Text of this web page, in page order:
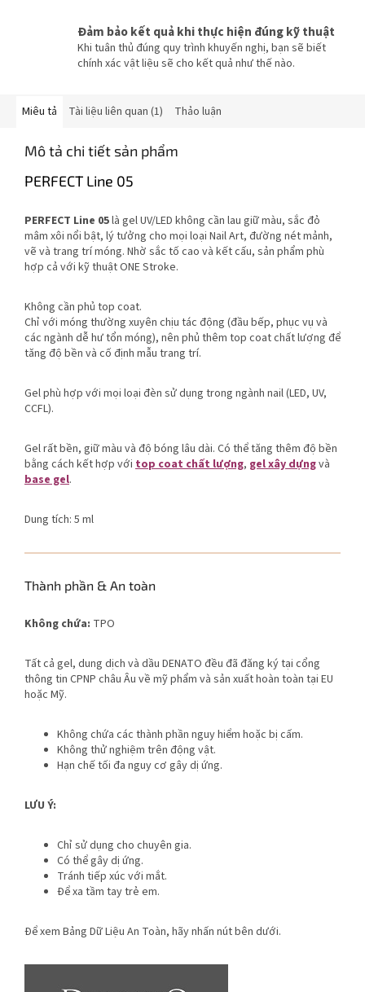
Đảm bảo kết quả khi thực hiện đúng kỹ thuật
Khi tuân thủ đúng quy trình khuyến nghị, bạn sẽ biết
chính xác vật liệu sẽ cho kết quả như thế nào.
Miêu tả Tài liệu liên quan (1) Thảo luận
Mô tả chi tiết sản phẩm
PERFECT Line 05
PERFECT Line 05là gel UV/LED không cần lau giữ màu, sắc đỏ
mâm xôi nổi bật, lý tưởng cho mọi loại Nail Art, đường nét mảnh,
vẽ và trang trí móng. Nhờ sắc tố cao và kết cấu, sản phẩm phù
hợp cả với kỹ thuật ONE Stroke.
Không cần phủ top coat.
Chỉ với móng thường xuyên chịu tác động (đầu bếp, phục vụ và
các ngành dễ hư tổn móng), nên phủ thêm top coat chất lượng để
tăng độ bền và cố định mẫu trang trí.
Gel phù hợp với mọi loại đèn sử dụng trong ngành nail (LED, UV,
CCFL).
Gel rất bền, giữ màu và độ bóng lâu dài. Có thể tăng thêm độ bền
bằng cách kết hợp với top coat chất lượng, gel xây dựngvà
base gel.
Dung tích: 5 ml
Thành phần & An toàn
Không chứa: TPO
Tất cả gel, dung dịch và dầu DENATO đều đã đăng ký tại cổng
thông tin CPNP châu Âu về mỹ phẩm và sản xuất hoàn toàn tại EU
hoặc Mỹ.
Không chứa các thành phần nguy hiểm hoặc bị cấm.
Không thử nghiệm trên động vật.
Hạn chế tối đa nguy cơ gây dị ứng.
LƯU Ý:
Chỉ sử dụng cho chuyên gia.
Có thể gây dị ứng.
Tránh tiếp xúc với mắt.
Để xa tầm tay trẻ em.
Để xem Bảng Dữ Liệu An Toàn, hãy nhấn nút bên dưới.